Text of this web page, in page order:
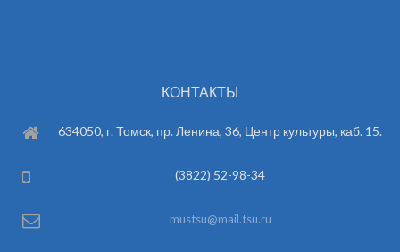
КОНТАКТЫ
634050, г. Томск, пр. Ленина, 36, Центр культуры, каб. 15.
(3822) 52-98-34
mustsu@mail.tsu.ru